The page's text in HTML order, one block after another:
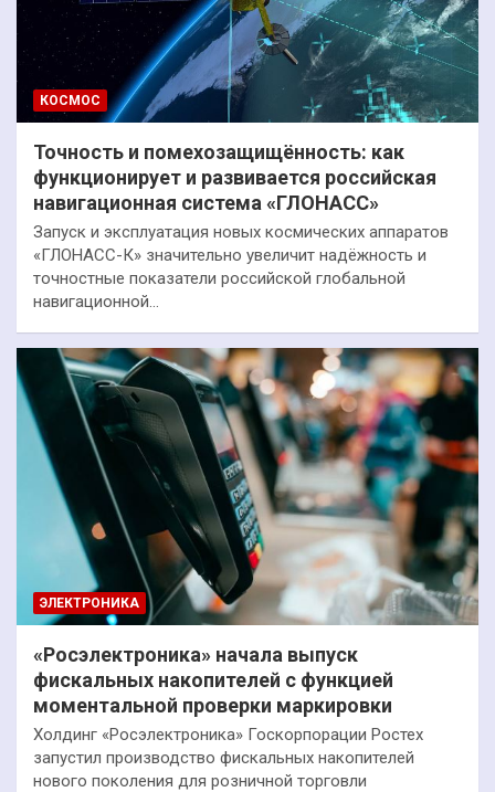
КОСМОС
Точность и помехозащищённость: как
функционирует и развивается российская
навигационная система «ГЛОНАСС»
Запуск и эксплуатация новых космических аппаратов
«ГЛОНАСС-К» значительно увеличит надёжность и
точностные показатели российской глобальной
навигационной…
ЭЛЕКТРОНИКА
«Росэлектроника» начала выпуск
фискальных накопителей с функцией
моментальной проверки маркировки
Холдинг «Росэлектроника» Госкорпорации Ростех
запустил производство фискальных накопителей
нового поколения для розничной торговли